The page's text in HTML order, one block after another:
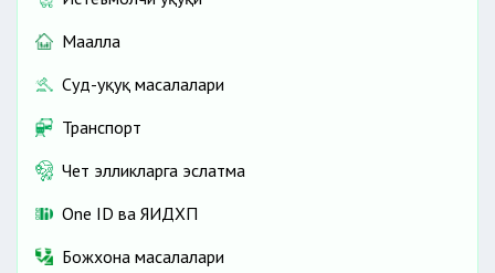
Маҳалла
Суд-ҳуқуқ масалалари
Транспорт
Чет элликларга эслатма
One ID ва ЯИДХП
Божхона масалалари